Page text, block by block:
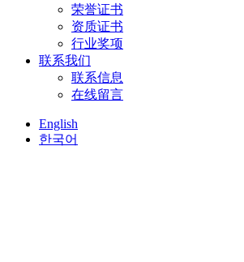
荣誉证书
资质证书
行业奖项
联系我们
联系信息
在线留言
English
한국어